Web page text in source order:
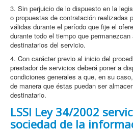
3. Sin perjuicio de lo dispuesto en la
o propuestas de contratación realizadas
válidas durante el período que fije el
durante todo el tiempo que
destinatarios del servicio.
4. Con carácter previo al inicio del
prestador de servicios deberá poner a
condiciones generales a que, en su
de manera que éstas puedan ser
destinatario.
LSSI Ley 34/2002
sociedad de la